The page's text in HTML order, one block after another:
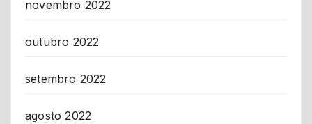
novembro 2022
outubro 2022
setembro 2022
agosto 2022